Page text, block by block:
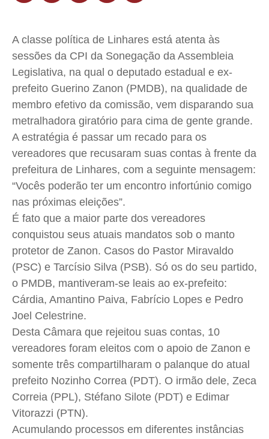
Meio Ambiente
Cidades
Direitos
Economia
Cultura
Colunas
Gustavo Bastos
Jr Mignone (in memorian)
Wanda Sily
Publicidade Legal
Anuncie
Quem Somos
Expediente
Contato
Anuncie
Termos de Uso
Meio Ambiente
Cidades
Direitos
Economia
Cultura
Colunas
Gustavo Bastos
Jr Mignone (in memorian)
Wanda Sily
Publicidade Legal
Anuncie
Quem Somos
Expediente
Contato
Anuncie
Termos de Uso
Meio Ambiente
Cidades
Direitos
Economia
Cultura
Colunas
Gustavo Bastos
Jr Mignone (in memorian)
Wanda Sily
Publicidade Legal
Anuncie
Quem Somos
Expediente
Contato
Anuncie
Termos de Uso
Meio Ambiente
Cidades
Direitos
Economia
Cultura
Colunas
Gustavo Bastos
Jr Mignone (in memorian)
Wanda Sily
Publicidade Legal
Anuncie
Quem Somos
Expediente
Contato
Anuncie
Termos de Uso
A classe política de Linhares está atenta às
sessões da CPI da Sonegação da Assembleia
Legislativa, na qual o deputado estadual e ex-
prefeito Guerino Zanon (PMDB), na qualidade de
membro efetivo da comissão, vem disparando sua
metralhadora giratório para cima de gente grande.
A estratégia é passar um recado para os
vereadores que recusaram suas contas à frente da
prefeitura de Linhares, com a seguinte mensagem:
“Vocês poderão ter um encontro infortúnio comigo
nas próximas eleições”.
É fato que a maior parte dos vereadores
conquistou seus atuais mandatos sob o manto
protetor de Zanon. Casos do Pastor Miravaldo
(PSC) e Tarcísio Silva (PSB). Só os do seu partido,
o PMDB, mantiveram-se leais ao ex-prefeito:
Cárdia, Amantino Paiva, Fabrício Lopes e Pedro
Joel Celestrine.
Desta Câmara que rejeitou suas contas, 10
vereadores foram eleitos com o apoio de Zanon e
somente três compartilharam o palanque do atual
prefeito Nozinho Correa (PDT). O irmão dele, Zeca
Correia (PPL), Stéfano Silote (PDT) e Edimar
Vitorazzi (PTN).
Acumulando processos em diferentes instâncias